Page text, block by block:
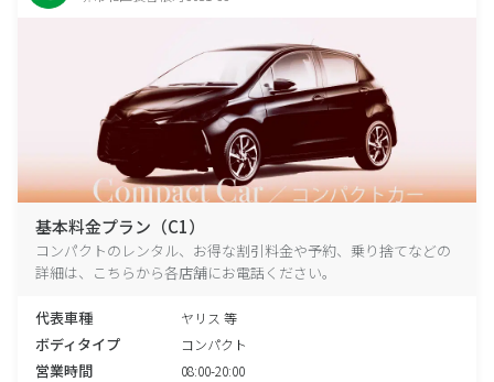
基本料金プラン（C1）
コンパクトのレンタル、お得な割引料金や予約、乗り捨てなどの
詳細は、こちらから各店舗にお電話ください。
代表車種 ヤリス 等
ボディタイプ コンパクト
営業時間 08:00-20:00